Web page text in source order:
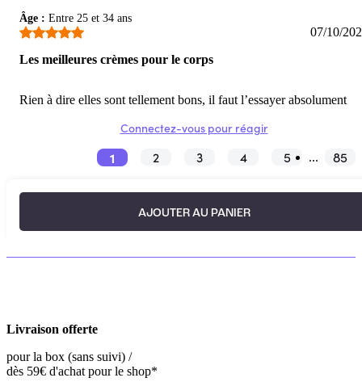
Âge : Entre 25 et 34 ans
07/10/
Les meilleures crèmes pour le corps
Rien à dire elles sont tellement bons, il faut l’essayer absolument
Connectez-vous pour réagir
1 2 3 4 5 ... 85
AJOUTER AU PANIER
Livraison offerte
pour la box (sans suivi) /
dès 59€ d'achat pour le shop*